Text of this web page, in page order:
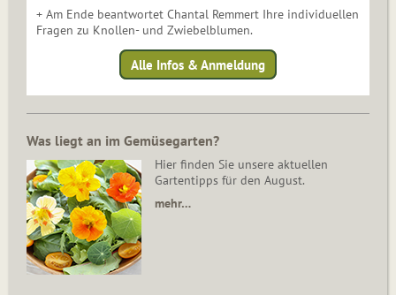
+ Am Ende beantwortet Chantal Remmert Ihre individuellen
Fragen zu Knollen- und Zwiebelblumen.
Alle Infos & Anmeldung
Was liegt an im Gemüsegarten?
Hier finden Sie unsere aktuellen
Gartentipps für den August.
mehr…